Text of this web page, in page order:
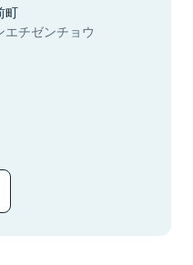
町
エチゼンチョウ